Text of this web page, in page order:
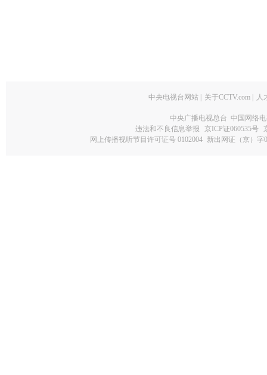
中央电视台网站 关于CCTV.com 人
中央广播电视总台 中国网络
违法和不良信息举报
京ICP证060535号
网上传播视听节目许可证号 0102004 新出网证（京）